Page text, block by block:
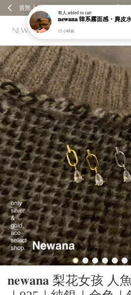
𝐧𝐞𝐰𝐚𝐧𝐚 梨花女孩 人
有人 added to cart
15 小時前